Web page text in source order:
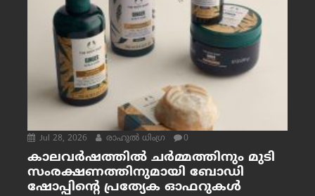
Jul 28, 2026 രാഹുല്‍ ധിംഗ്ര 0
കാലവർഷത്തിൽ ചർമ്മത്തിനും മുടി
സംരക്ഷണത്തിനുമായി ബോഡി
ഷോപ്പിന്റെ പ്രത്യേക ഓഫറുകൾ